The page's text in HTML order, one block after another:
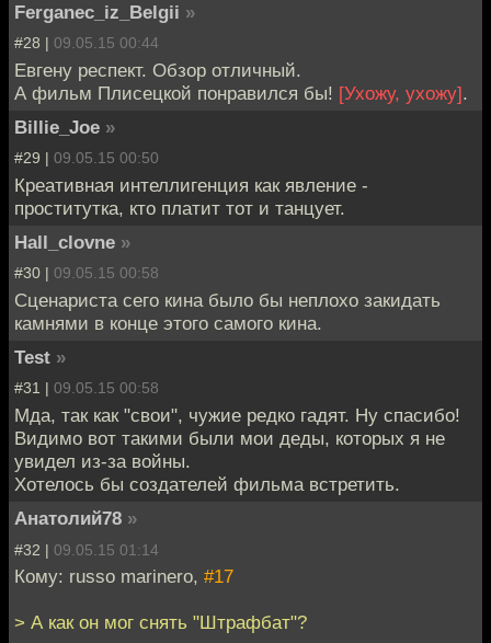
Ferganec_iz_Belgii »
#28 | 09.05.15 00:44
Евгену респект. Обзор отличный.
А фильм Плисецкой понравился бы! [Ухожу, ухожу].
Billie_Joe »
#29 | 09.05.15 00:50
Креативная интеллигенция как явление -
проститутка, кто платит тот и танцует.
Hall_clovne »
#30 | 09.05.15 00:58
Сценариста сего кина было бы неплохо закидать
камнями в конце этого самого кина.
Test »
#31 | 09.05.15 00:58
Мда, так как "свои", чужие редко гадят. Ну спасибо!
Видимо вот такими были мои деды, которых я не
увидел из-за войны.
Хотелось бы создателей фильма встретить.
Анатолий78 »
#32 | 09.05.15 01:14
Кому: russo marinero, #17
> А как он мог снять "Штрафбат"?